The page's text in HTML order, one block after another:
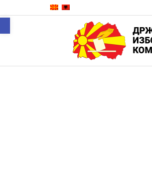
Open toolbar